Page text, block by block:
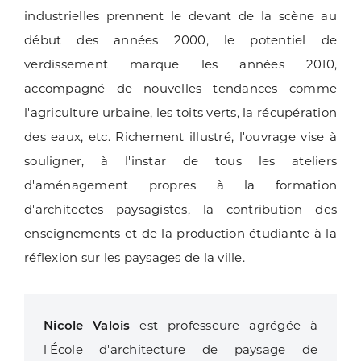
industrielles prennent le devant de la scène au
début des années 2000, le potentiel de
verdissement marque les années 2010,
accompagné de nouvelles tendances comme
l'agriculture urbaine, les toits verts, la récupération
des eaux, etc. Richement illustré, l'ouvrage vise à
souligner, à l'instar de tous les ateliers
d'aménagement propres à la formation
d'architectes paysagistes, la contribution des
enseignements et de la production étudiante à la
réflexion sur les paysages de la ville.
Nicole Valois est professeure agrégée à
l'École d'architecture de paysage de